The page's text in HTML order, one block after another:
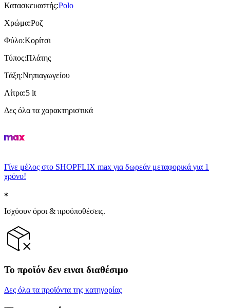
Κατασκευαστής:Polo
Χρώμα:Ροζ
Φύλο:Κορίτσι
Τύπος:Πλάτης
Τάξη:Νηπιαγωγείου
Λίτρα:5 lt
Δες όλα τα χαρακτηριστικά
Γίνε μέλος στο SHOPFLIX max για δωρεάν μεταφορικά για 1
χρόνο!
Ισχύουν όροι & προϋποθέσεις.
Το προϊόν δεν ειναι διαθέσιμο
Δες όλα τα προϊόντα της κατηγορίας